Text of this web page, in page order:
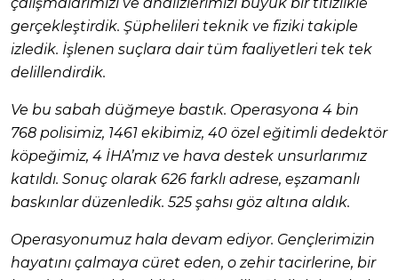
gerçekleştirdik. Şüphelileri teknik ve fiziki takiple
izledik. İşlenen suçlara dair tüm faaliyetleri tek tek
delillendirdik.
Ve bu sabah düğmeye bastık. Operasyona 4 bin
768 polisimiz, 1461 ekibimiz, 40 özel eğitimli dedektör
köpeğimiz, 4 İHA’mız ve hava destek unsurlarımız
katıldı. Sonuç olarak 626 farklı adrese, eşzamanlı
baskınlar düzenledik. 525 şahsı göz altına aldık.
Operasyonumuz hala devam ediyor. Gençlerimizin
hayatını çalmaya cüret eden, o zehir tacirlerine, bir